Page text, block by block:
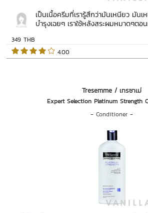
เป็นเนื้อครีมที่เรารู้สึกว่ามันเหนียว มัน
บำรุงเฉยๆ เราใช้หลังสระผมหมาดๆตอ
349 THB
4.00
Tresemme / เทรซาเม่
Expert Selection Platinum Strength
-Conditioner -